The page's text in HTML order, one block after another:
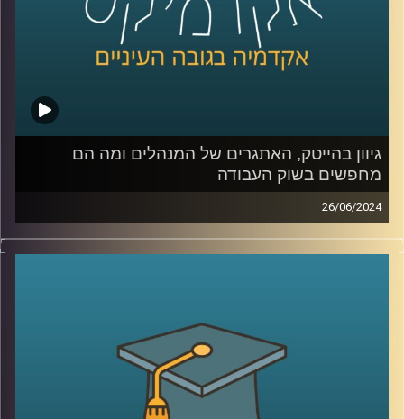
כדי להבין מה קורה בשוק הזה, אילו חידושים יש ומה האתגרים
הצטרפה אלינו היום ד"ר מיכל וקרט וולקין, משקיעה, ד״ר
בפיזיקה וחומרים, חברת דירקטוריון בחברות ציבוריות
קרדיט תמונות:AudioVersity
גיוון בהייטק, האתגרים של המנהלים ומה הם
מחפשים בשוק העבודה
26/06/2024
בימים כה קשים של חוסר ודאות יש צורך במנהיגות עסקית,
חברתית וציבורית חזקה וגם צורך בגיוון משמעותי בין היתר
אז כחלק מהמאמצים לספק הזדמנות שווה לתושבי העוטף
להשתלב בהייטק ולחזק את הדרום בתקופה הזו ולמרות
שהענף מתמודד עם ירידה בגיוסי ההון, בית הספר להייטק של
גוגל ואוניברסיטת רייכמן, בשיתוף עם אמדוקס ישראל ועיריית
שדרות, השיקו בימים אלו שלוחה של בית הספר להייטק